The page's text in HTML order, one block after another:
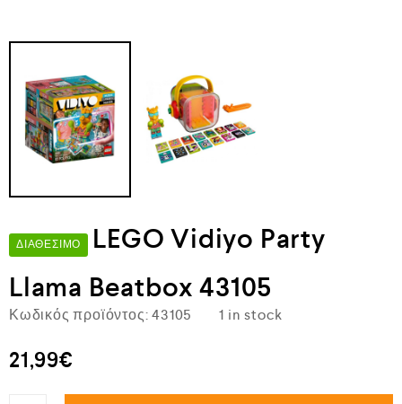
ΔΙΑΘΈΣΙΜΟ
LEGO Vidiyo Party
Llama Beatbox 43105
Κωδικός προϊόντος: 43105 1 in stock
21,99€